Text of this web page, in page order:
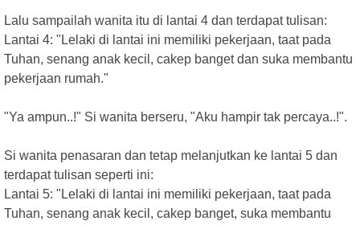
Lalu sampailah wanita itu di lantai 4 dan terdapat tulisan:
Lantai 4: "Lelaki di lantai ini memiliki pekerjaan, taat pada
Tuhan, senang anak kecil, cakep banget dan suka membantu
pekerjaan rumah."
"Ya ampun..!" Si wanita berseru, "Aku hampir tak percaya..!".
Si wanita penasaran dan tetap melanjutkan ke lantai 5 dan
terdapat tulisan seperti ini:
Lantai 5: "Lelaki di lantai ini memiliki pekerjaan, taat pada
Tuhan, senang anak kecil, cakep banget, suka membantu